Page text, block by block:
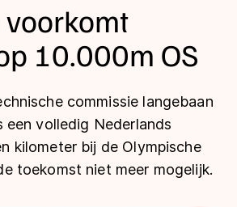
voorkomt
10.000m OS
commissie langebaan
een volledig Nederlands
kilometer bij de Olympische
toekomst niet meer mogelijk.